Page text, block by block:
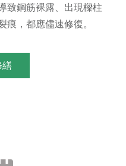
致鋼筋裸露、出現樑柱
，都應儘速修復。
繕